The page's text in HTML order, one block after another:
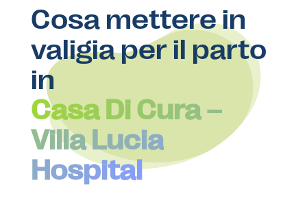
Cosa mettere in
valigia per il parto
in
Casa Di Cura –
Villa Lucia
Hospital